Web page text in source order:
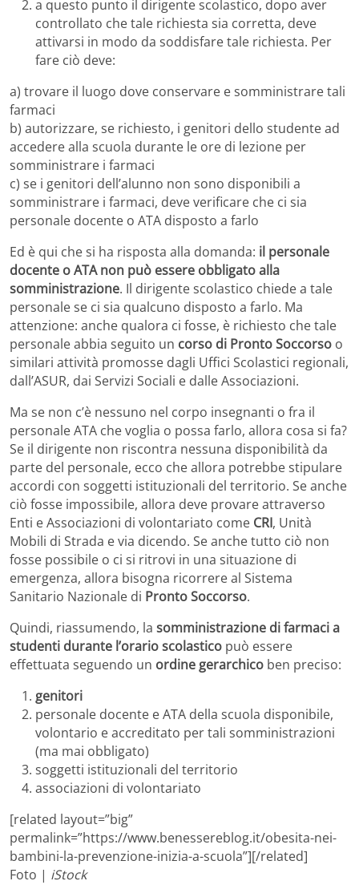
a questo punto il dirigente scolastico, dopo aver
controllato che tale richiesta sia corretta, deve
attivarsi in modo da soddisfare tale richiesta. Per
fare ciò deve:
a) trovare il luogo dove conservare e somministrare tali
farmaci
b) autorizzare, se richiesto, i genitori dello studente ad
accedere alla scuola durante le ore di lezione per
somministrare i farmaci
c) se i genitori dell’alunno non sono disponibili a
somministrare i farmaci, deve verificare che ci sia
personale docente o ATA disposto a farlo
Ed è qui che si ha risposta alla domanda: il personale
docente o ATA non può essere obbligato alla
somministrazione. Il dirigente scolastico chiede a tale
personale se ci sia qualcuno disposto a farlo. Ma
attenzione: anche qualora ci fosse, è richiesto che tale
personale abbia seguito un corso di Pronto Soccorso o
similari attività promosse dagli Uffici Scolastici regionali,
dall’ASUR, dai Servizi Sociali e dalle Associazioni.
Ma se non c’è nessuno nel corpo insegnanti o fra il
personale ATA che voglia o possa farlo, allora cosa si fa?
Se il dirigente non riscontra nessuna disponibilità da
parte del personale, ecco che allora potrebbe stipulare
accordi con soggetti istituzionali del territorio. Se anche
ciò fosse impossibile, allora deve provare attraverso
Enti e Associazioni di volontariato come CRI, Unità
Mobili di Strada e via dicendo. Se anche tutto ciò non
fosse possibile o ci si ritrovi in una situazione di
emergenza, allora bisogna ricorrere al Sistema
Sanitario Nazionale di Pronto Soccorso.
Quindi, riassumendo, la somministrazione di farmaci a
studenti durante l’orario scolastico può essere
effettuata seguendo un ordine gerarchico ben preciso:
genitori
personale docente e ATA della scuola disponibile,
volontario e accreditato per tali somministrazioni
(ma mai obbligato)
soggetti istituzionali del territorio
associazioni di volontariato
[related layout=”big”
permalink=”https://www.benessereblog.it/obesita-nei-
bambini-la-prevenzione-inizia-a-scuola”][/related]
Foto | iStock